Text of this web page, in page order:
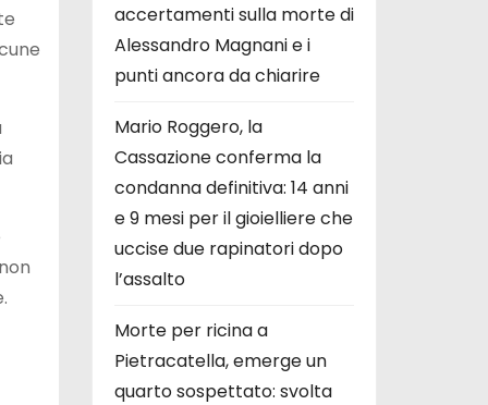
accertamenti sulla morte di
Alessandro Magnani e i
punti ancora da chiarire
Mario Roggero, la
Cassazione conferma la
condanna definitiva: 14 anni
e 9 mesi per il gioielliere che
uccise due rapinatori dopo
l’assalto
Morte per ricina a
Pietracatella, emerge un
quarto sospettato: svolta